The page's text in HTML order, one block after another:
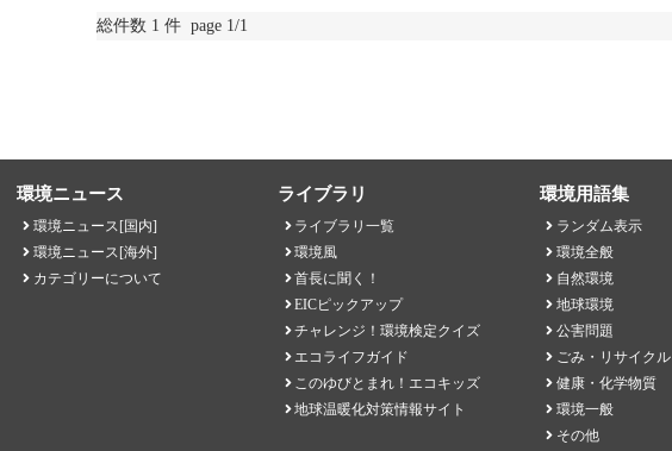
総件数 1 件 page 1/1
環境ニュース
環境ニュース[国内]
環境ニュース[海外]
カテゴリーについて
ライブラリ
ライブラリ一覧
環境風
首長に聞く！
EICピックアップ
チャレンジ！環境検定クイズ
エコライフガイド
このゆびとまれ！エコキッズ
地球温暖化対策情報サイト
環境用語集
ランダム表示
環境全般
自然環境
地球環境
公害問題
ごみ・リサイクル
健康・化学物質
環境一般
その他